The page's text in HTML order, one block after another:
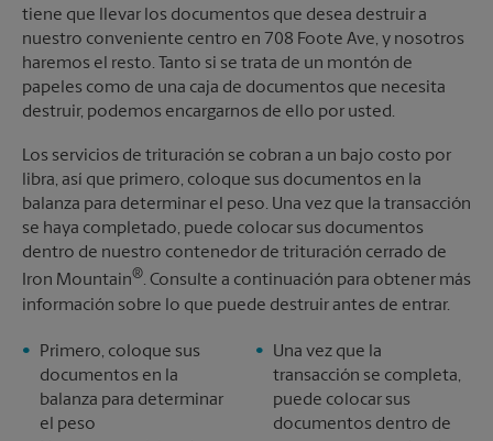
tiene que llevar los documentos que desea destruir a
nuestro conveniente centro en 708 Foote Ave, y nosotros
haremos el resto. Tanto si se trata de un montón de
papeles como de una caja de documentos que necesita
destruir, podemos encargarnos de ello por usted.
Los servicios de trituración se cobran a un bajo costo por
libra, así que primero, coloque sus documentos en la
balanza para determinar el peso. Una vez que la transacción
se haya completado, puede colocar sus documentos
dentro de nuestro contenedor de trituración cerrado de
Iron Mountain®. Consulte a continuación para obtener más
información sobre lo que puede destruir antes de entrar.
Primero, coloque sus
documentos en la
balanza para determinar
el peso
Una vez que la
transacción se completa,
puede colocar sus
documentos dentro de